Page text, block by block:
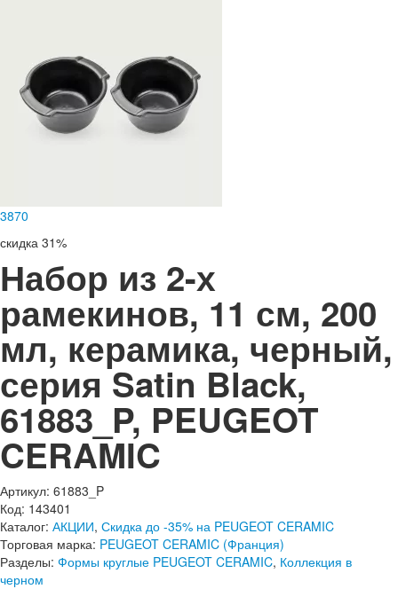
3870
скидка 31%
Набор из 2-х
рамекинов, 11 см, 200
мл, керамика, черный,
серия Satin Black,
61883_P, PEUGEOT
CERAMIC
Артикул: 61883_P
Код: 143401
Каталог: АКЦИИ, Скидка до -35% на PEUGEOT CERAMIC
Торговая марка: PEUGEOT CERAMIC (Франция)
Разделы: Формы круглые PEUGEOT CERAMIC, Коллекция в
черном